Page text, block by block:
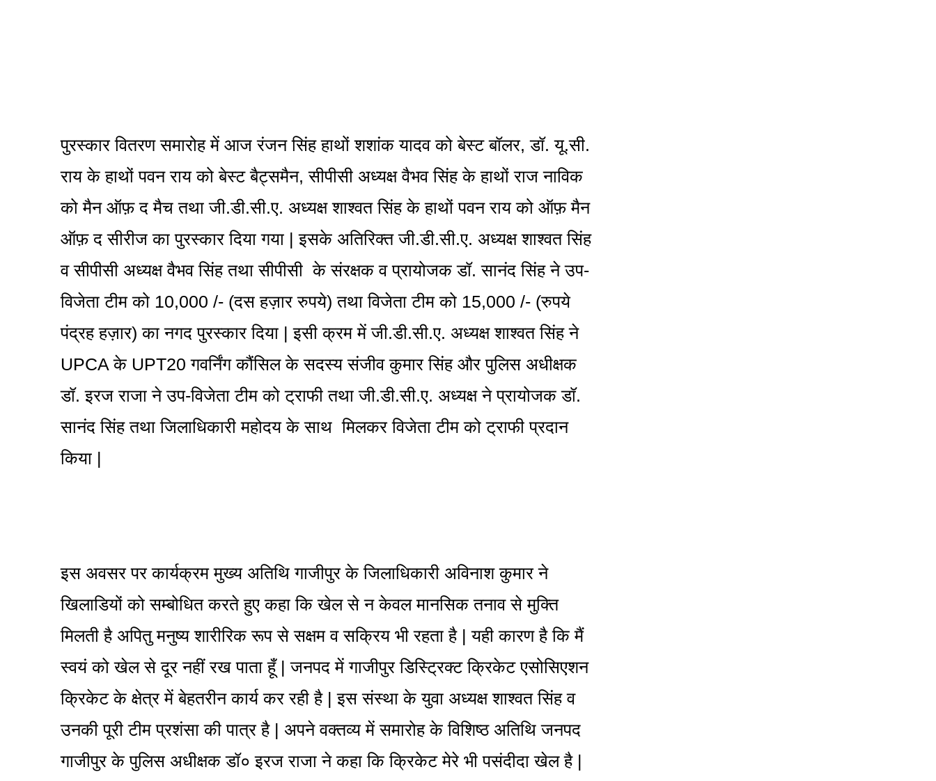
पुरस्कार वितरण समारोह में आज रंजन सिंह हाथों शशांक यादव को बेस्ट बॉलर, डॉ. यू.सी.
राय के हाथों पवन राय को बेस्ट बैट्समैन, सीपीसी अध्यक्ष वैभव सिंह के हाथों राज नाविक
को मैन ऑफ़ द मैच तथा जी.डी.सी.ए. अध्यक्ष शाश्वत सिंह के हाथों पवन राय को ऑफ़ मैन
ऑफ़ द सीरीज का पुरस्कार दिया गया | इसके अतिरिक्त जी.डी.सी.ए. अध्यक्ष शाश्वत सिंह
व सीपीसी अध्यक्ष वैभव सिंह तथा सीपीसी के संरक्षक व प्रायोजक डॉ. सानंद सिंह ने उप-
विजेता टीम को 10,000 /- (दस हज़ार रुपये) तथा विजेता टीम को 15,000 /- (रुपये
पंद्रह हज़ार) का नगद पुरस्कार दिया | इसी क्रम में जी.डी.सी.ए. अध्यक्ष शाश्वत सिंह ने
UPCA के UPT20 गवर्निंग कौंसिल के सदस्य संजीव कुमार सिंह और पुलिस अधीक्षक
डॉ. इरज राजा ने उप-विजेता टीम को ट्राफी तथा जी.डी.सी.ए. अध्यक्ष ने प्रायोजक डॉ.
सानंद सिंह तथा जिलाधिकारी महोदय के साथ मिलकर विजेता टीम को ट्राफी प्रदान
किया |
इस अवसर पर कार्यक्रम मुख्य अतिथि गाजीपुर के जिलाधिकारी अविनाश कुमार ने
खिलाडियों को सम्बोधित करते हुए कहा कि खेल से न केवल मानसिक तनाव से मुक्ति
मिलती है अपितु मनुष्य शारीरिक रूप से सक्षम व सक्रिय भी रहता है | यही कारण है कि मैं
स्वयं को खेल से दूर नहीं रख पाता हूँ | जनपद में गाजीपुर डिस्ट्रिक्ट क्रिकेट एसोसिएशन
क्रिकेट के क्षेत्र में बेहतरीन कार्य कर रही है | इस संस्था के युवा अध्यक्ष शाश्वत सिंह व
उनकी पूरी टीम प्रशंसा की पात्र है | अपने वक्तव्य में समारोह के विशिष्ठ अतिथि जनपद
गाजीपुर के पुलिस अधीक्षक डॉ० इरज राजा ने कहा कि क्रिकेट मेरे भी पसंदीदा खेल है |